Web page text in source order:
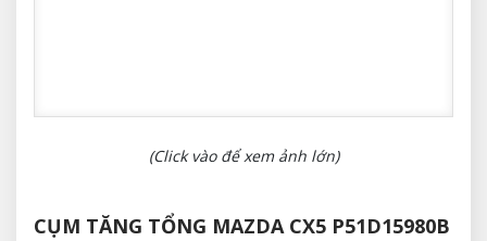
(Click vào để xem ảnh lớn)
CỤM TĂNG TỔNG MAZDA CX5 P51D15980B